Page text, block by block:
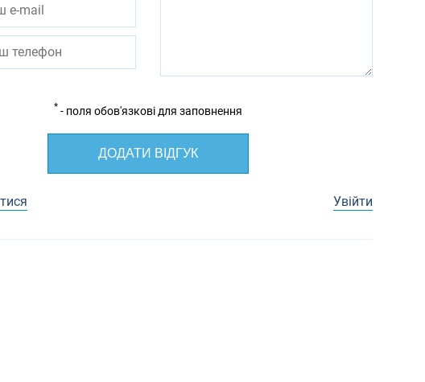
* - поля обов'язкові для заповнення
ДОДАТИ ВІДГУК
Увійти